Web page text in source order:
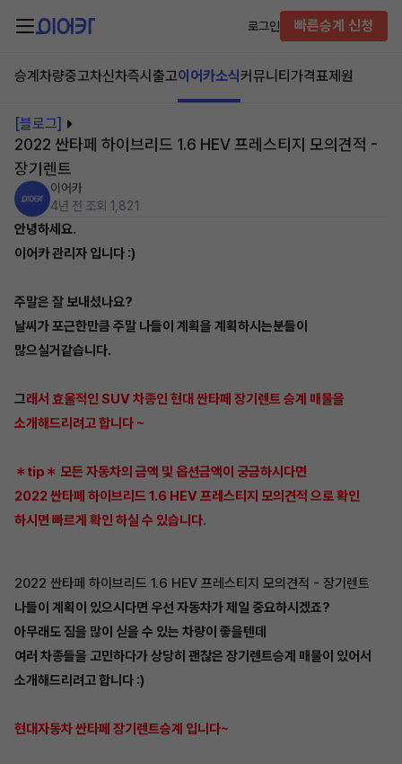
로그인 빠른승계 신청
승계차량중고차신차즉시출고이어카소식커뮤니티 가격표제원
[블로그]
2022 싼타페 하이브리드 1.6 HEV 프레스티지 모의견적 -
장기렌트
이어카
4년 전 조회 1,821
안녕하세요.
이어카 관리자 입니다 :)
주말은 잘 보내셨나요?
날씨가 포근한만큼 주말 나들이 계획을 계획하시는분들이
많으실거같습니다.
그래서 효울적인 SUV 차종인 현대 싼타페 장기렌트 승계 매물을
소개해드리려고 합니다 ~
＊tip＊ 모든 자동차의 금액 및 옵션금액이 궁금하시다면
2022 싼타페 하이브리드 1.6 HEV 프레스티지 모의견적 으로 확인
하시면 빠르게 확인 하실 수 있습니다.
2022 싼타페 하이브리드 1.6 HEV 프레스티지 모의견적 - 장기렌트
나들이 계획이 있으시다면 우선 자동차가 제일 중요하시겠죠?
아무래도 짐을 많이 싣을 수 있는 차량이 좋을텐데
여러 차종들을 고민하다가 상당히 괜찮은 장기렌트승계 매물이 있어서
소개해드리려고 합니다 :)
현대자동차 싼타페 장기렌트승계 입니다~